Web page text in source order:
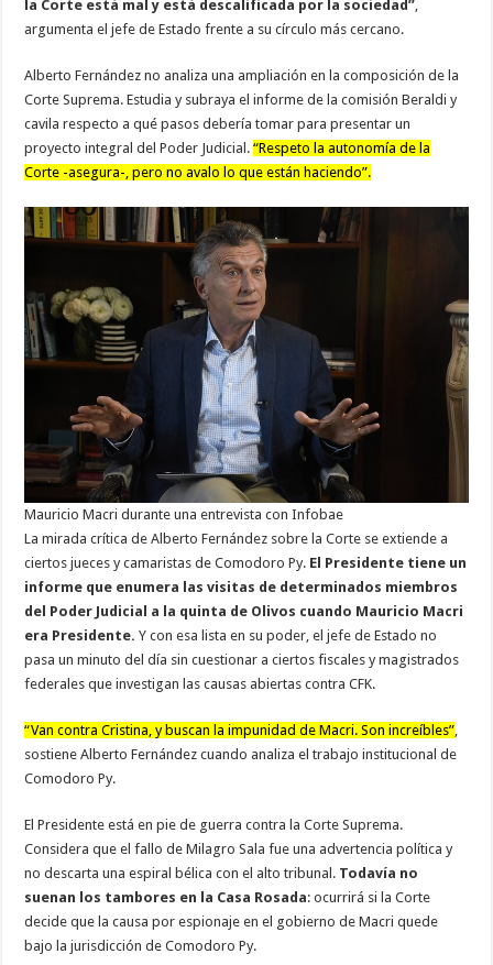
la Corte está mal y está descalificada por la sociedad”,
argumenta el jefe de Estado frente a su círculo más cercano.
Alberto Fernández no analiza una ampliación en la composición de la
Corte Suprema. Estudia y subraya el informe de la comisión Beraldi y
cavila respecto a qué pasos debería tomar para presentar un
proyecto integral del Poder Judicial.“Respeto la autonomía de la
Corte -asegura-, pero no avalo lo que están haciendo”.
Mauricio Macri durante una entrevista con Infobae
La mirada crítica de Alberto Fernández sobre la Corte se extiende a
ciertos jueces y camaristas de Comodoro Py. El Presidente tiene un
informe que enumera las visitas de determinados miembros
del Poder Judicial a la quinta de Olivos cuando Mauricio Macri
era Presidente.Y con esa lista en su poder, el jefe de Estado no
pasa un minuto del día sin cuestionar a ciertos fiscales y magistrados
federales que investigan las causas abiertas contra CFK.
“Van contra Cristina, y buscan la impunidad de Macri. Son increíbles”,
sostiene Alberto Fernández cuando analiza el trabajo institucional de
Comodoro Py.
El Presidente está en pie de guerra contra la Corte Suprema.
Considera que el fallo de Milagro Sala fue una advertencia política y
no descarta una espiral bélica con el alto tribunal. Todavía no
suenan los tambores en la Casa Rosada: ocurrirá si la Corte
decide que la causa por espionaje en el gobierno de Macri quede
bajo la jurisdicción de Comodoro Py.